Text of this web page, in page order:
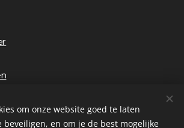
om onze website goed te laten
en om je de best mogelijke